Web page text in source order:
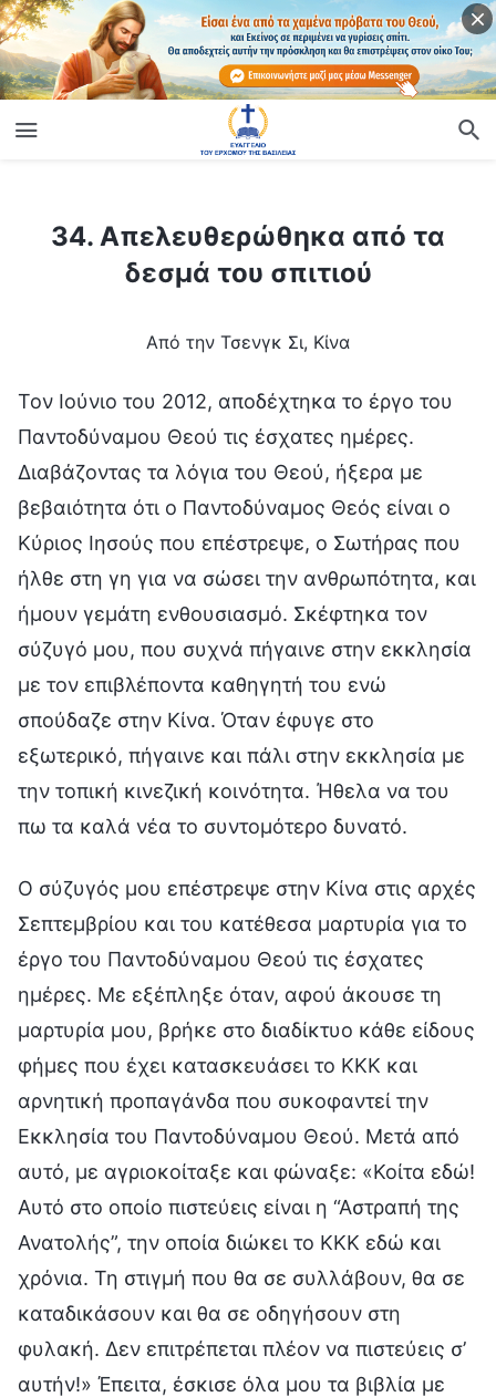
34. Απελευθερώθηκα από τα δεσμά του σπιτιού
34. Απελευθερώθηκα από τα
δεσμά του σπιτιού
Από την Τσενγκ Σι, Κίνα
Τον Ιούνιο του 2012, αποδέχτηκα το έργο του
Παντοδύναμου Θεού τις έσχατες ημέρες.
Διαβάζοντας τα λόγια του Θεού, ήξερα με
βεβαιότητα ότι ο Παντοδύναμος Θεός είναι ο
Κύριος Ιησούς που επέστρεψε, ο Σωτήρας που
ήλθε στη γη για να σώσει την ανθρωπότητα, και
ήμουν γεμάτη ενθουσιασμό. Σκέφτηκα τον
σύζυγό μου, που συχνά πήγαινε στην εκκλησία
με τον επιβλέποντα καθηγητή του ενώ
σπούδαζε στην Κίνα. Όταν έφυγε στο
εξωτερικό, πήγαινε και πάλι στην εκκλησία με
την τοπική κινεζική κοινότητα. Ήθελα να του
πω τα καλά νέα το συντομότερο δυνατό.
Ο σύζυγός μου επέστρεψε στην Κίνα στις αρχές
Σεπτεμβρίου και του κατέθεσα μαρτυρία για το
έργο του Παντοδύναμου Θεού τις έσχατες
ημέρες. Με εξέπληξε όταν, αφού άκουσε τη
μαρτυρία μου, βρήκε στο διαδίκτυο κάθε είδους
φήμες που έχει κατασκευάσει το ΚΚΚ και
αρνητική προπαγάνδα που συκοφαντεί την
Εκκλησία του Παντοδύναμου Θεού. Μετά από
αυτό, με αγριοκοίταξε και φώναξε: «Κοίτα εδώ!
Αυτό στο οποίο πιστεύεις είναι η “Αστραπή της
Ανατολής”, την οποία διώκει το ΚΚΚ εδώ και
χρόνια. Τη στιγμή που θα σε συλλάβουν, θα σε
καταδικάσουν και θα σε οδηγήσουν στη
φυλακή. Δεν επιτρέπεται πλέον να πιστεύεις σ’
αυτήν!» Έπειτα, έσκισε όλα μου τα βιβλία με